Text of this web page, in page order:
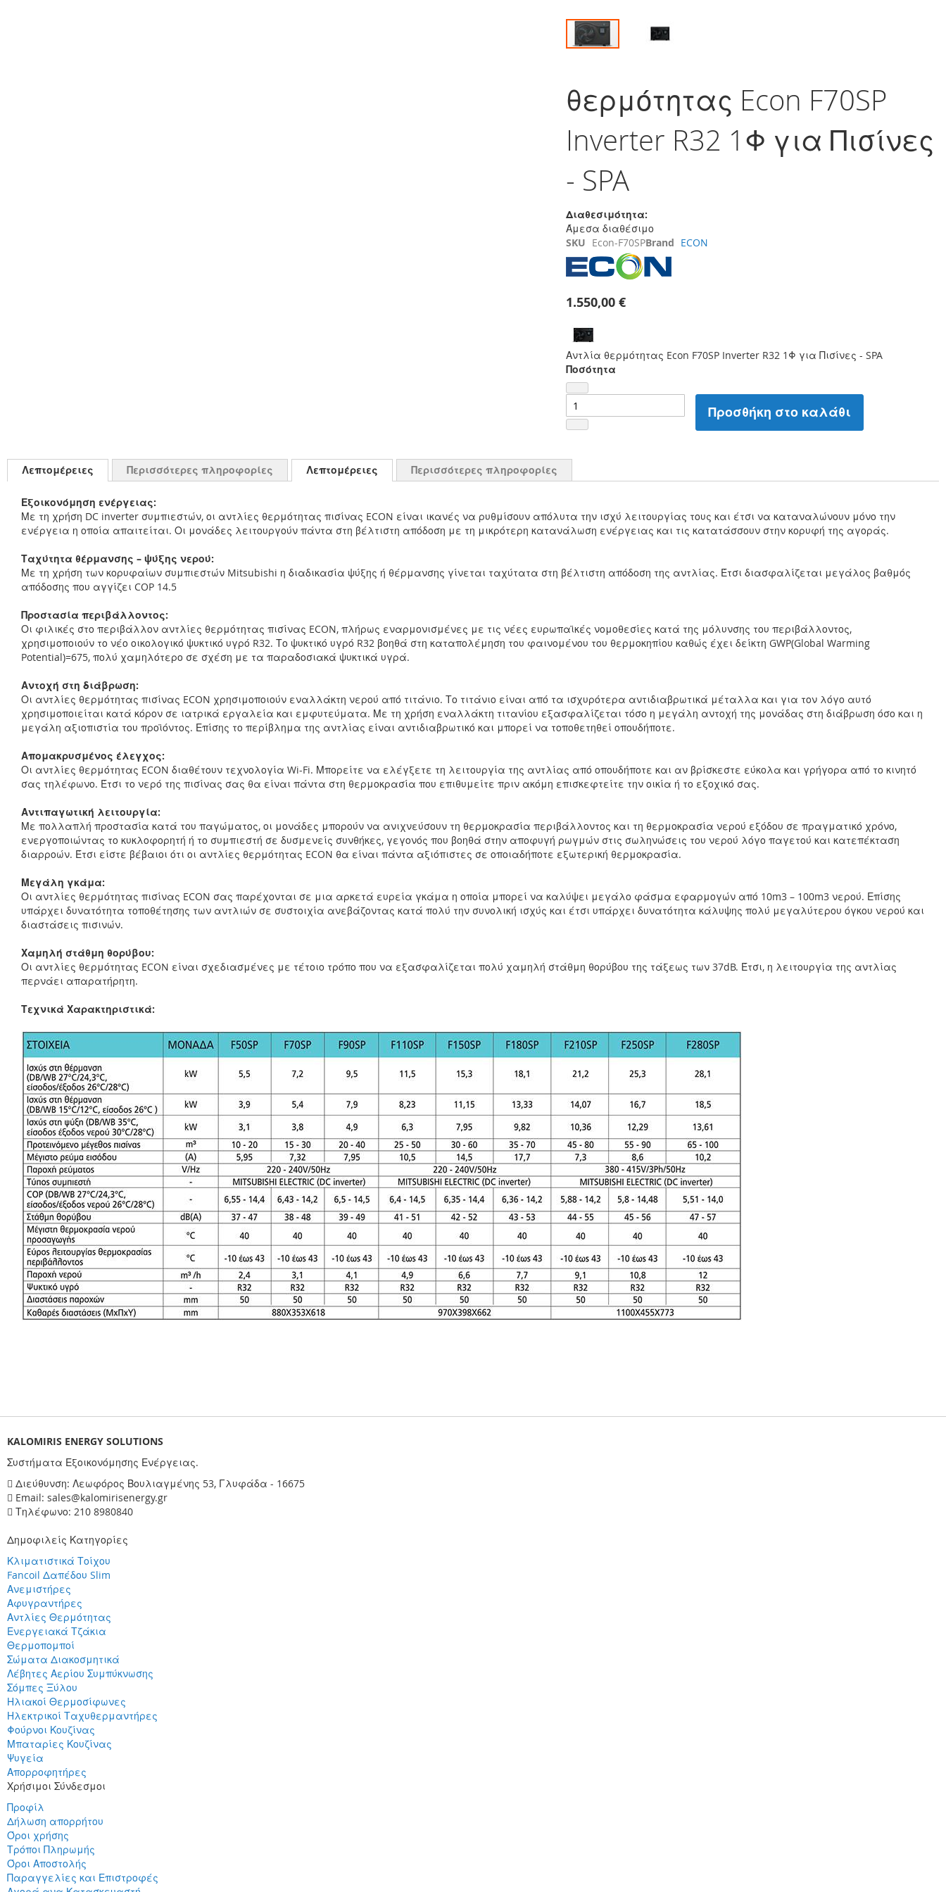
αρχή
της
εικόνων
θερμότητας Econ F70SP
Inverter R32 1Φ για Πισίνες
- SPA
Διαθεσιμότητα:
Άμεσα διαθέσιμο
SKU Econ-F70SPBrand ECON
1.550,00 €
Αντλία θερμότητας Econ F70SP Inverter R32 1Φ για Πισίνες - SPA
Ποσότητα
Προσθήκη στο καλάθι
Λεπτομέρειες Περισσότερες πληροφορίες Λεπτομέρειες
Εξοικονόμηση ενέργειας:
Με τη χρήση DC inverter συμπιεστών, οι αντλίες θερμότητας πισίνας ECON είναι ικανές να ρυθμίσουν απόλυτα την ισχύ λειτουργίας τους και έτσι να καταναλώνουν μόνο την
ενέργεια η οποία απαιτείται. Οι μονάδες λειτουργούν πάντα στη βέλτιστη απόδοση με τη μικρότερη κατανάλωση ενέργειας και τις κατατάσσουν στην κορυφή της αγοράς.
Ταχύτητα θέρμανσης – ψύξης νερού:
Με τη χρήση των κορυφαίων συμπιεστών Mitsubishi η διαδικασία ψύξης ή θέρμανσης γίνεται ταχύτατα στη βέλτιστη απόδοση της αντλίας. Έτσι διασφαλίζεται μεγάλος βαθμός
απόδοσης που αγγίζει COP 14.5
Προστασία περιβάλλοντος:
Οι φιλικές στο περιβάλλον αντλίες θερμότητας πισίνας ECON, πλήρως εναρμονισμένες με τις νέες ευρωπαϊκές νομοθεσίες κατά της μόλυνσης του περιβάλλοντος,
χρησιμοποιούν το νέο οικολογικό ψυκτικό υγρό R32. Το ψυκτικό υγρό R32 βοηθά στη καταπολέμηση του φαινομένου του θερμοκηπίου καθώς έχει δείκτη GWP(Global Warming
Potential)=675, πολύ χαμηλότερο σε σχέση με τα παραδοσιακά ψυκτικά υγρά.
Αντοχή στη διάβρωση:
Οι αντλίες θερμότητας πισίνας ECON χρησιμοποιούν εναλλάκτη νερού από τιτάνιο. Το τιτάνιο είναι από τα ισχυρότερα αντιδιαβρωτικά μέταλλα και για τον λόγο αυτό
χρησιμοποιείται κατά κόρον σε ιατρικά εργαλεία και εμφυτεύματα. Με τη χρήση εναλλάκτη τιτανίου εξασφαλίζεται τόσο η μεγάλη αντοχή της μονάδας στη διάβρωση όσο και η
μεγάλη αξιοπιστία του προϊόντος. Επίσης το περίβλημα της αντλίας είναι αντιδιαβρωτικό και μπορεί να τοποθετηθεί οπουδήποτε.
Απομακρυσμένος έλεγχος:
Οι αντλίες θερμότητας ECON διαθέτουν τεχνολογία Wi-Fi. Μπορείτε να ελέγξετε τη λειτουργία της αντλίας από οπουδήποτε και αν βρίσκεστε εύκολα και γρήγορα από το κινητό
σας τηλέφωνο. Έτσι το νερό της πισίνας σας θα είναι πάντα στη θερμοκρασία που επιθυμείτε πριν ακόμη επισκεφτείτε την οικία ή το εξοχικό σας.
Αντιπαγωτική λειτουργία:
Με πολλαπλή προστασία κατά του παγώματος, οι μονάδες μπορούν να ανιχνεύσουν τη θερμοκρασία περιβάλλοντος και τη θερμοκρασία νερού εξόδου σε πραγματικό χρόνο,
ενεργοποιώντας το κυκλοφορητή ή το συμπιεστή σε δυσμενείς συνθήκες, γεγονός που βοηθά στην αποφυγή ρωγμών στις σωληνώσεις του νερού λόγο παγετού και κατεπέκταση
διαρροών. Έτσι είστε βέβαιοι ότι οι αντλίες θερμότητας ECON θα είναι πάντα αξιόπιστες σε οποιαδήποτε εξωτερική θερμοκρασία.
Μεγάλη γκάμα:
Οι αντλίες θερμότητας πισίνας ECON σας παρέχονται σε μια αρκετά ευρεία γκάμα η οποία μπορεί να καλύψει μεγάλο φάσμα εφαρμογών από 10m3 – 100m3 νερού. Επίσης
υπάρχει δυνατότητα τοποθέτησης των αντλιών σε συστοιχία ανεβάζοντας κατά πολύ την συνολική ισχύς και έτσι υπάρχει δυνατότητα κάλυψης πολύ μεγαλύτερου όγκου νερού και
διαστάσεις πισινών.
Χαμηλή στάθμη θορύβου:
Οι αντλίες θερμότητας ECON είναι σχεδιασμένες με τέτοιο τρόπο που να εξασφαλίζεται πολύ χαμηλή στάθμη θορύβου της τάξεως των 37dB. Έτσι, η λειτουργία της αντλίας
περνάει απαρατήρητη.
Τεχνικά Χαρακτηριστικά:
Περισσότερες πληροφορίες
KALOMIRIS ENERGY SOLUTIONS
Συστήματα Εξοικονόμησης Ενέργειας.
Διεύθυνση: Λεωφόρος Βουλιαγμένης 53, Γλυφάδα - 16675
Email: sales@kalomirisenergy.gr
Τηλέφωνο: 210 8980840
Δημοφιλείς Κατηγορίες
Κλιματιστικά Τοίχου
Fancoil Δαπέδου Slim
Ανεμιστήρες
Αφυγραντήρες
Αντλίες Θερμότητας
Ενεργειακά Τζάκια
Θερμοπομποί
Σώματα Διακοσμητικά
Λέβητες Αερίου Συμπύκνωσης
Σόμπες Ξύλου
Ηλιακοί Θερμοσίφωνες
Ηλεκτρικοί Ταχυθερμαντήρες
Φούρνοι Κουζίνας
Μπαταρίες Κουζίνας
Ψυγεία
Απορροφητήρες
Χρήσιμοι Σύνδεσμοι
Προφίλ
Δήλωση απορρήτου
Όροι χρήσης
Τρόποι Πληρωμής
Όροι Αποστολής
Παραγγελίες και Επιστροφές